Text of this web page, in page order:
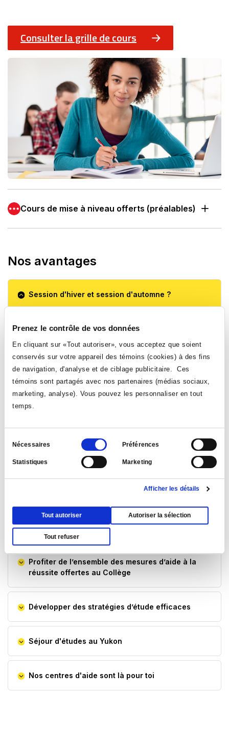
Prenez le contrôle de vos données
En cliquant sur «Tout autoriser», vous acceptez que soient
conservés sur votre appareil des témoins (cookies) à des fins
de navigation, d'analyse et de ciblage publicitaire. Ces
témoins sont partagés avec nos partenaires (médias sociaux,
marketing, analyse). Vous pouvez les personnaliser en tout
temps.
Sélection
consentement
Nécessaires Préférences
Statistiques Marketing
Afficher les détails
Tout autoriser Autoriser la sélection
Tout refuser
Consulter la grille de cours
Cours de mise à niveau offerts (préalables)
Nos avantages
Session d'hiver et session d'automne ?
la session d'hiver.
Bénéficier du support d’une équipe
multidisciplinaire
Profiter de l’ensemble des mesures d’aide à la
réussite offertes au Collège
Développer des stratégies d’étude efficaces
Séjour d'études au Yukon
Nos centres d'aide sont là pour toi